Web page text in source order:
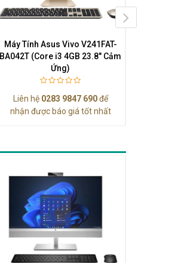
Máy Tính Asus Vivo V241FAT-
BA042T (Core i3 4GB 23.8" Cảm
Ứng)
Liên hệ 0283 9847 690để
nhận được báo giá tốt nhất